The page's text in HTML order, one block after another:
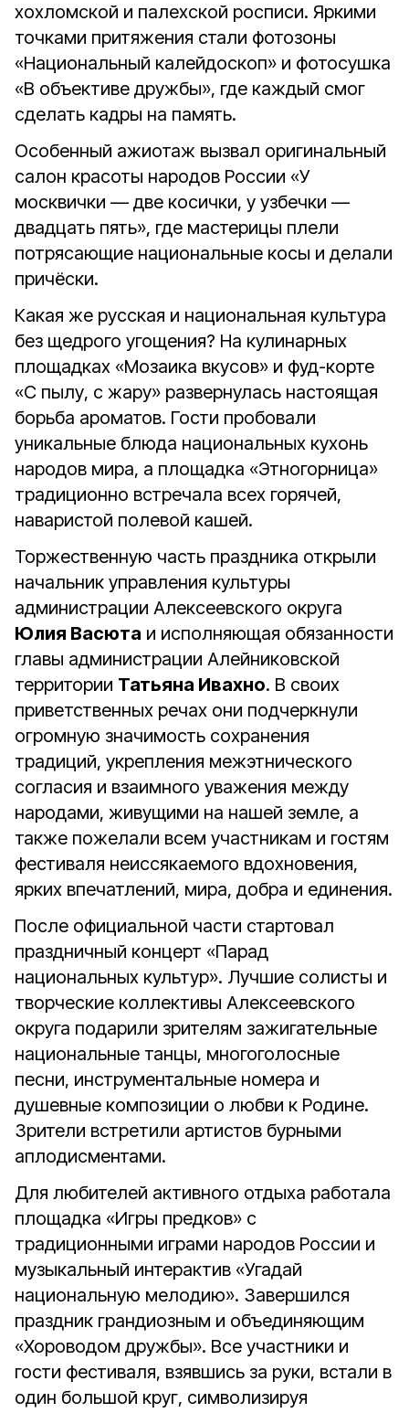
хохломской и палехской росписи. Яркими
точками притяжения стали фотозоны
«Национальный калейдоскоп» и фотосушка
«В объективе дружбы», где каждый смог
сделать кадры на память.
Особенный ажиотаж вызвал оригинальный
салон красоты народов России «У
москвички — две косички, у узбечки —
двадцать пять», где мастерицы плели
потрясающие национальные косы и делали
причёски.
Какая же русская и национальная культура
без щедрого угощения? На кулинарных
площадках «Мозаика вкусов» и фуд-корте
«С пылу, с жару» развернулась настоящая
борьба ароматов. Гости пробовали
уникальные блюда национальных кухонь
народов мира, а площадка «Этногорница»
традиционно встречала всех горячей,
наваристой полевой кашей.
Торжественную часть праздника открыли
начальник управления культуры
администрации Алексеевского округа
Юлия Васюта и исполняющая обязанности
главы администрации Алейниковской
территории Татьяна Ивахно. В своих
приветственных речах они подчеркнули
огромную значимость сохранения
традиций, укрепления межэтнического
согласия и взаимного уважения между
народами, живущими на нашей земле, а
также пожелали всем участникам и гостям
фестиваля неиссякаемого вдохновения,
ярких впечатлений, мира, добра и единения.
После официальной части стартовал
праздничный концерт «Парад
национальных культур». Лучшие солисты и
творческие коллективы Алексеевского
округа подарили зрителям зажигательные
национальные танцы, многоголосные
песни, инструментальные номера и
душевные композиции о любви к Родине.
Зрители встретили артистов бурными
аплодисментами.
Для любителей активного отдыха работала
площадка «Игры предков» с
традиционными играми народов России и
музыкальный интерактив «Угадай
национальную мелодию». Завершился
праздник грандиозным и объединяющим
«Хороводом дружбы». Все участники и
гости фестиваля, взявшись за руки, встали в
один большой круг, символизируя